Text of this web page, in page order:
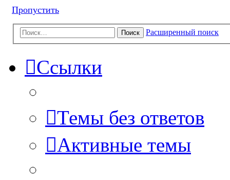
Пропустить
Поиск Расширенный поиск
Ссылки
Темы без ответов
Активные темы